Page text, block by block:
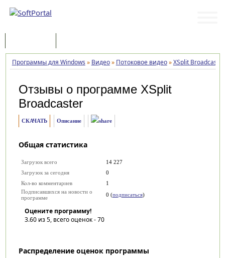
Программы для Windows » Видео» Потоковое видео»XSplit Broadcaster
Отзывы о программе XSplit
Broadcaster
СКАЧАТЬ Описание
Общая статистика
Загрузок всего
14 227
Загрузок за сегодня
0
Кол-во комментариев
1
Подписавшихся на новости о
программе
0 (подписаться)
Оцените программу!
3.60из 5, всего оценок -70
Распределение оценок программы